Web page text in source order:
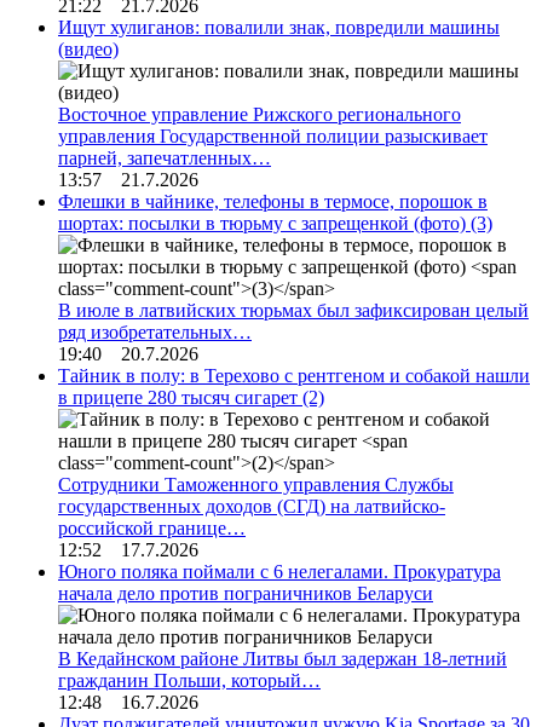
21:22 21.7.2026
Ищут хулиганов: повалили знак, повредили машины
(видео)
Восточное управление Рижского регионального
управления Государственной полиции разыскивает
парней, запечатленных…
13:57 21.7.2026
Флешки в чайнике, телефоны в термосе, порошок в
шортах: посылки в тюрьму с запрещенкой (фото) (3)
В июле в латвийских тюрьмах был зафиксирован целый
ряд изобретательных…
19:40 20.7.2026
Тайник в полу: в Терехово с рентгеном и собакой нашли
в прицепе 280 тысяч сигарет (2)
Сотрудники Таможенного управления Службы
государственных доходов (СГД) на латвийско-
российской границе…
12:52 17.7.2026
Юного поляка поймали с 6 нелегалами. Прокуратура
начала дело против пограничников Беларуси
В Кедайнском районе Литвы был задержан 18-летний
гражданин Польши, который…
12:48 16.7.2026